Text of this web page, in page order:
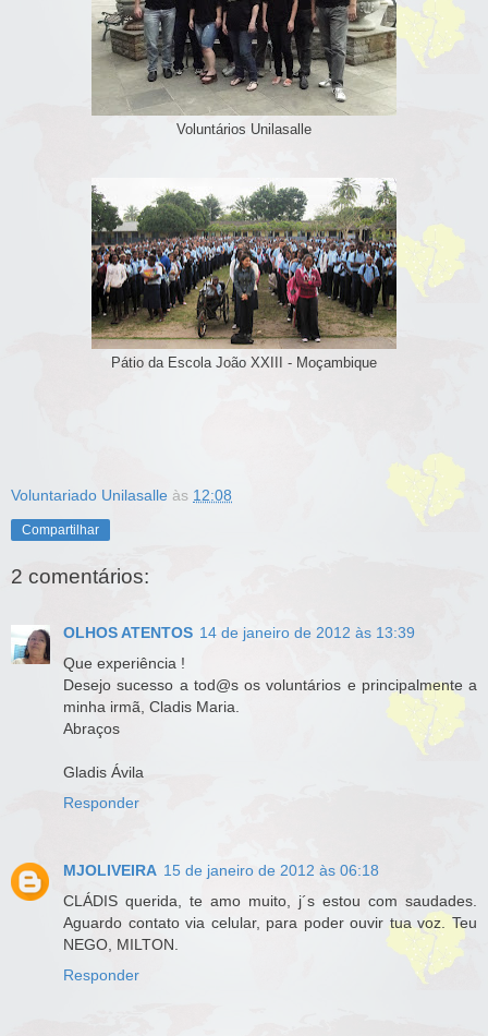
Voluntários Unilasalle
Pátio da Escola João XXIII - Moçambique
Voluntariado Unilasalle às 12:08
Compartilhar
2 comentários:
OLHOS ATENTOS 14 de janeiro de 2012 às 13:39
Que experiência !
Desejo sucesso a tod@s os voluntários e principalmente a
minha irmã, Cladis Maria.
Abraços
Gladis Ávila
Responder
MJOLIVEIRA 15 de janeiro de 2012 às 06:18
CLÁDIS querida, te amo muito, j´s estou com saudades.
Aguardo contato via celular, para poder ouvir tua voz. Teu
NEGO, MILTON.
Responder